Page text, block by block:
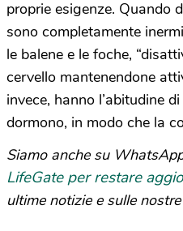
proprie esigenze. Quando
sono completamente
le balene e le foche,
cervello mantenendone
invece, hanno l’abitudine
dormono, in modo che la
Siamo anche su
LifeGate per restare
ultime notizie e sulle